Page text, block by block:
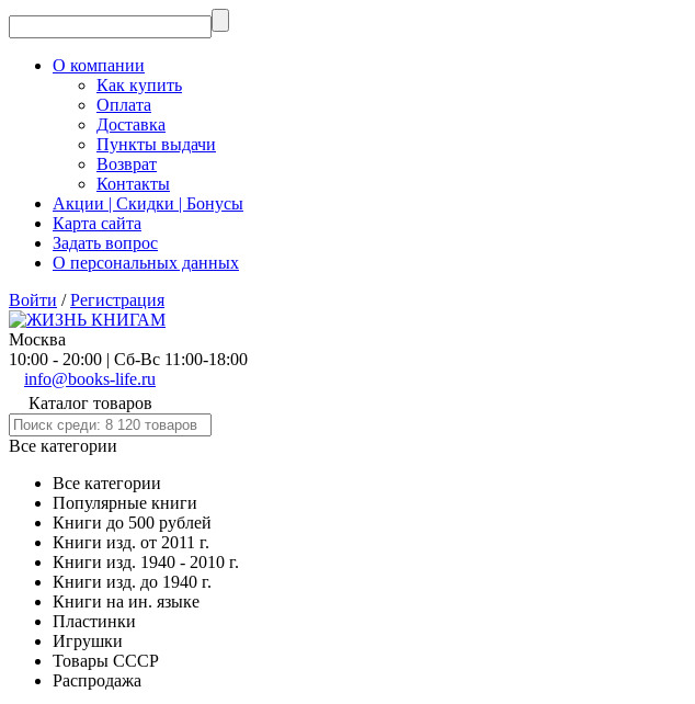
О компании
Как купить
Оплата
Доставка
Пункты выдачи
Возврат
Контакты
Акции | Скидки | Бонусы
Карта сайта
Задать вопрос
О персональных данных
Войти /Регистрация
Москва
10:00 - 20:00 | Сб-Вс 11:00-18:00
info@books-life.ru
Каталог товаров
Все категории
Все категории
Популярные книги
Книги до 500 рублей
Книги изд. от 2011 г.
Книги изд. 1940 - 2010 г.
Книги изд. до 1940 г.
Книги на ин. языке
Пластинки
Игрушки
Товары СССР
Распродажа